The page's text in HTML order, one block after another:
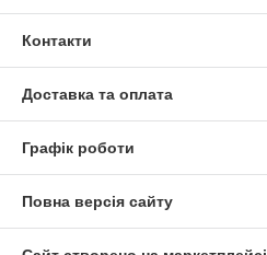
Контакти
Доставка та оплата
Графік роботи
Повна версія сайту